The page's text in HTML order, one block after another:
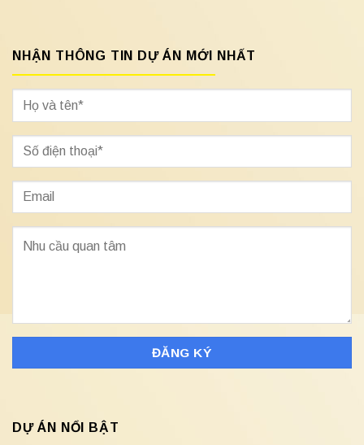
NHẬN THÔNG TIN DỰ ÁN MỚI NHẤT
DỰ ÁN NỔI BẬT